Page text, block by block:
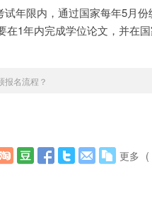
年限内，通过国家每年5月份
1年内完成学位论文，并在
报名流程？
更多 (